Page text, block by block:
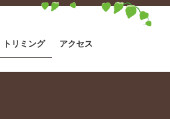
トリミング アクセス